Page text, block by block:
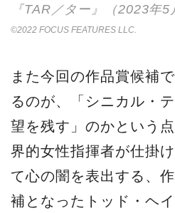
『TAR／ター』（2023年5
©2022 FOCUS FEATURES LLC.
また今回の作品賞候補
るのが、「シニカル・
望を残す」のかという
界的女性指揮者が仕掛
て心の闇を表出する、
補となったトッド・ヘ